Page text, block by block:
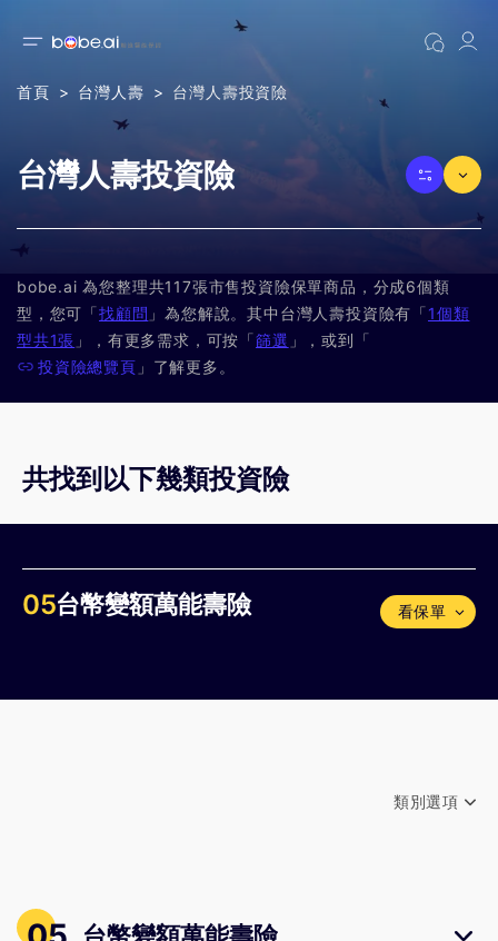
首頁 台灣人壽 台灣人壽投資險
台灣人壽投資險
bobe.ai 為您整理共117張市售投資險保單商品，分成6個類
型，您可「找顧問 」為您解說。其中台灣人壽投資險有「1個類
型共1張 」，有更多需求，可按「篩選 」，或到「
投資險總覽頁 」了解更多。
共找到以下幾類投資險
05台幣變額萬能壽險 看保單
類別選項
05 台幣變額萬能壽險
台幣變額萬能壽險